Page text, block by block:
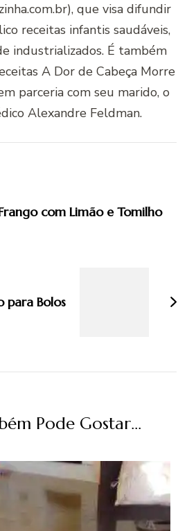
que visa difundir
receitas infantis saudáveis,
industrializados. É também
A Dor de Cabeça Morre
parceria com seu marido, o
Alexandre Feldman.
com Limão e Tomilho
para Bolos
Pode Gostar...